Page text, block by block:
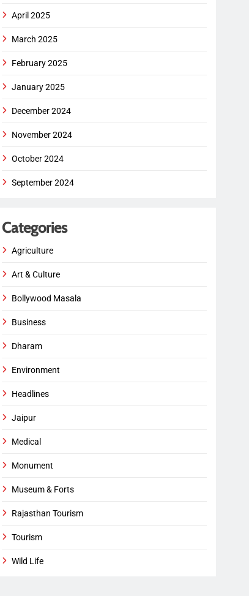
April 2025
March 2025
February 2025
January 2025
December 2024
November 2024
October 2024
September 2024
Categories
Agriculture
Art & Culture
Bollywood Masala
Business
Dharam
Environment
Headlines
Jaipur
Medical
Monument
Museum & Forts
Rajasthan Tourism
Tourism
Wild Life